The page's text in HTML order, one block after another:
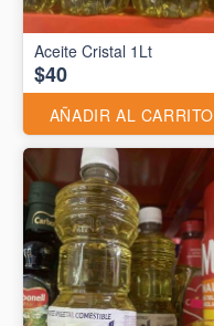
Aceite Cristal 1Lt
$40
AÑADIR AL CARRITO